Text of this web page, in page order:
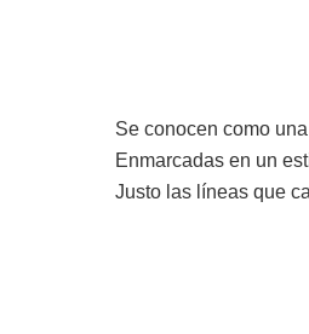
Se conocen como
Enmarcadas en un
Justo las líneas que